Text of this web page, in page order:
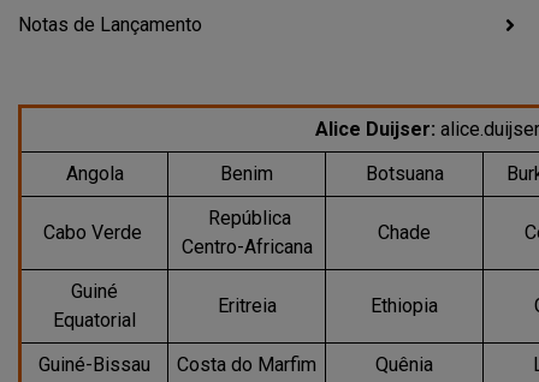
Notas de Lançamento
Alice Duijser:
Angola
Benim Botsuana
Cabo Verde
República
Centro-Africana
Chade
Guiné
Equatorial
Eritreia Ethiopia
Guiné-Bissau Costa do Marfim Quênia